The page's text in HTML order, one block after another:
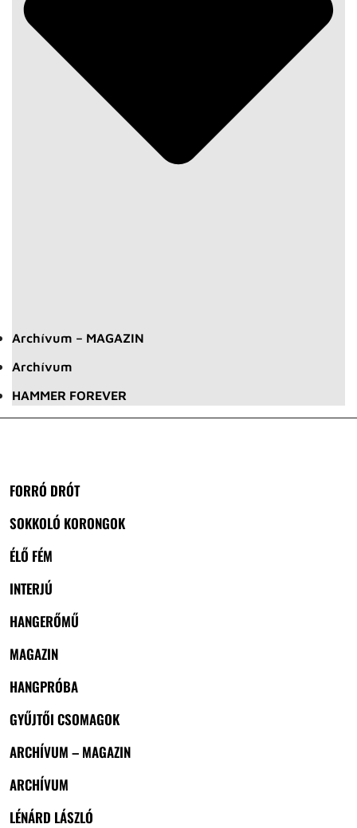
Archívum – MAGAZIN
Archívum
HAMMER FOREVER
FORRÓ DRÓT
SOKKOLÓ KORONGOK
ÉLŐ FÉM
INTERJÚ
HANGERŐMŰ
MAGAZIN
HANGPRÓBA
GYŰJTŐI CSOMAGOK
ARCHÍVUM – MAGAZIN
ARCHÍVUM
LÉNÁRD LÁSZLÓ